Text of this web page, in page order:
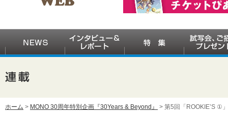
ホーム > MONO 30周年特別企画『30Years & Beyond』 > 第5回「ROOKIE’S ①